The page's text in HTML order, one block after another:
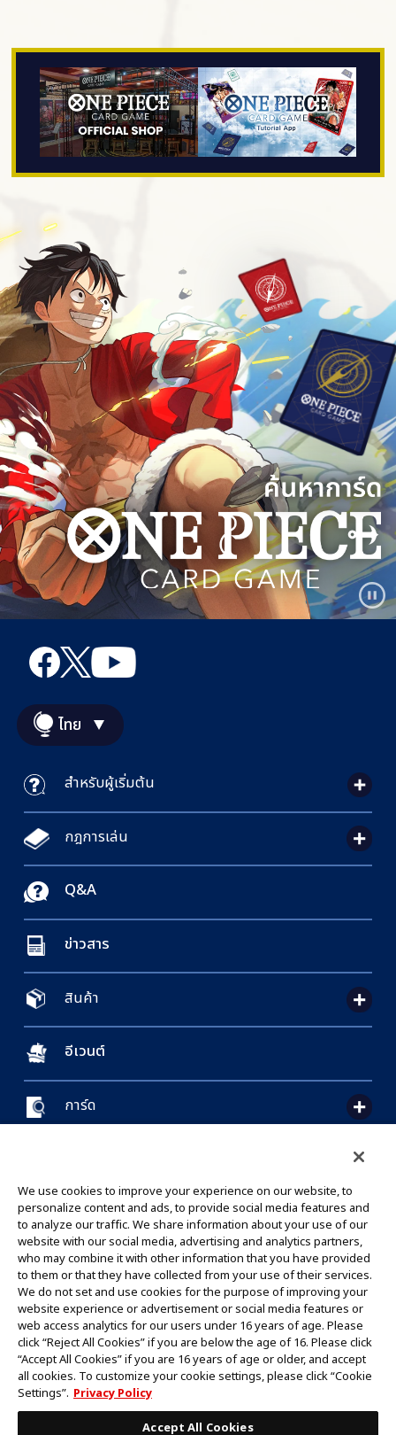
ไทย
สำหรับผู้เริ่มต้น
กฎการเล่น
Q&A
ข่าวสาร
สินค้า
อีเวนต์
การ์ด
GLOBAL ENTRANCE
©Eiichiro Oda/Shueisha
©Eiichiro Oda/Shueisha, Toei Animation
ห้ามคัดลอกรูปภาพ,ข้อความและข้อมูลทั้งหมดในเว็บไซต์นี้โดยไม่ได้รับอนุญาต
โปรดทราบว่ารูปภาพในเว็บไซต์นี้อาจแตกต่างจากสินค้าจริงที่อยู่ระหว่างการพัฒนา
*Apple และโลโก้ Apple เป็นเครื่องหมายการค้าของบริษัท Apple Inc.
*Google Play และโลโก้ Google Play เป็นเครื่องหมายการค้าหรือจดทะเบียน
เครื่องหมายการค้าของบริษัท Google LLC.
We use cookies to improve your experience on our website, to
personalize content and ads, to provide social media features and
to analyze our traffic. We share information about your use of our
website with our social media, advertising and analytics partners,
who may combine it with other information that you have provided
to them or that they have collected from your use of their services.
We do not set and use cookies for the purpose of improving your
website experience or advertisement or social media features or
web access analytics for our users under 16 years of age. Please
click “Reject All Cookies” if you are below the age of 16. Please click
“Accept All Cookies” if you are 16 years of age or older, and accept
all cookies. To customize your cookie settings, please click “Cookie
Settings”. Privacy Policy
Accept All Cookies